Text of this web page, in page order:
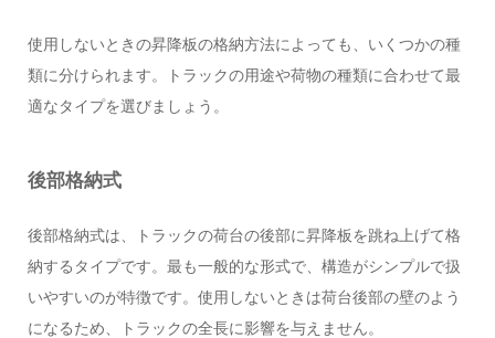
使用しないときの昇降板の格納方法によっても、いくつかの種
類に分けられます。トラックの用途や荷物の種類に合わせて最
適なタイプを選びましょう。
後部格納式
後部格納式は、トラックの荷台の後部に昇降板を跳ね上げて格
納するタイプです。最も一般的な形式で、構造がシンプルで扱
いやすいのが特徴です。使用しないときは荷台後部の壁のよう
になるため、トラックの全長に影響を与えません。